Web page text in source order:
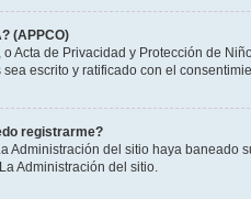
(APPCO)
o Acta de Privacidad y Protección de
escrito y ratificado con el
registrarme?
Administración del sitio haya baneado
Administración del sitio.